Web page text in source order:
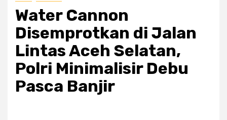
Water Cannon
Disemprotkan di Jalan
Lintas Aceh Selatan,
Polri Minimalisir Debu
Pasca Banjir